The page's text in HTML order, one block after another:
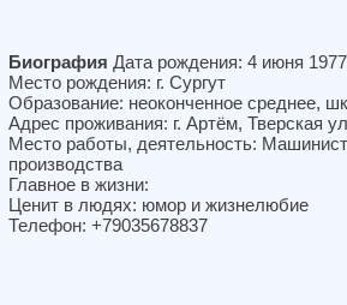
Биография Дата рождения: 4 июня
Место рождения: г. Сургут
Образование: неоконченное среднее,
Адрес проживания: г. Артём, Тверская
Место работы, деятельность: Машинист
производства
Главное в жизни:
Ценит в людях: юмор и жизнелюбие
Телефон: +79035678837